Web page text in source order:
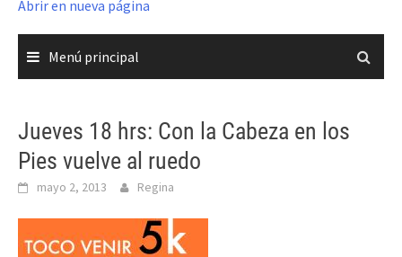
Abrir en nueva página
Menú principal
Jueves 18 hrs: Con la Cabeza en los
Pies vuelve al ruedo
mayo 2, 2013 Regina